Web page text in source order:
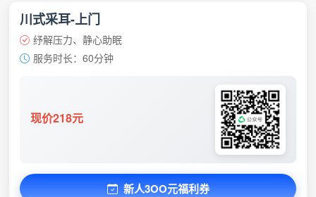
川式采耳-上门
纾解压力、静心助眠
服务时长：60分钟
现价218元
新人3OO元福利券